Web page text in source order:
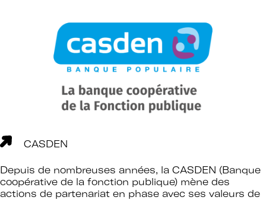
CASDEN
Depuis de nombreuses années, la CASDEN (Banque
coopérative de la fonction publique) mène des
actions de partenariat en phase avec ses valeurs de